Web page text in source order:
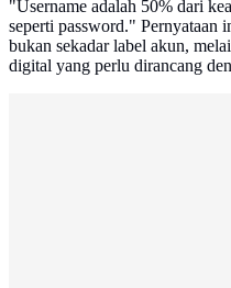
"Username adalah 50% dari
seperti password." Pernyataan
bukan sekadar label akun,
digital yang perlu dirancang